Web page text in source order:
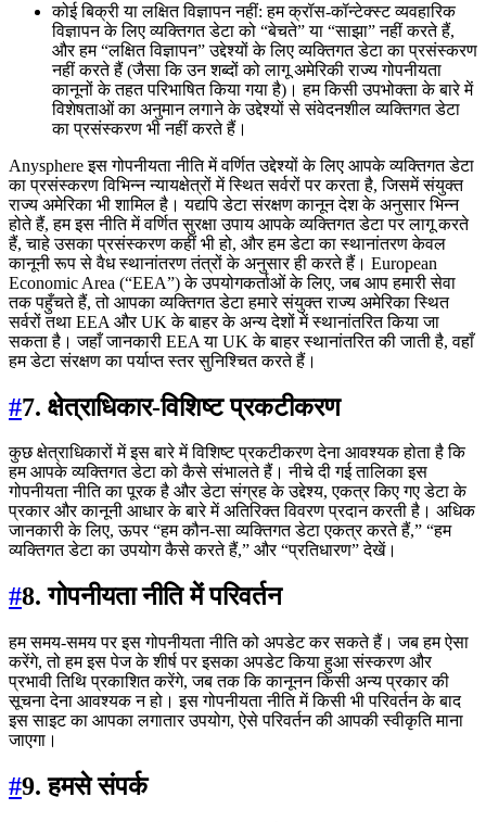
कोई बिक्री या लक्षित विज्ञापन नहीं: हम क्रॉस-कॉन्टेक्स्ट व्यवहारिक
विज्ञापन के लिए व्यक्तिगत डेटा को “बेचते” या “साझा” नहीं करते हैं,
और हम “लक्षित विज्ञापन” उद्देश्यों के लिए व्यक्तिगत डेटा का प्रसंस्करण
नहीं करते हैं (जैसा कि उन शब्दों को लागू अमेरिकी राज्य गोपनीयता
कानूनों के तहत परिभाषित किया गया है)। हम किसी उपभोक्ता के बारे में
विशेषताओं का अनुमान लगाने के उद्देश्यों से संवेदनशील व्यक्तिगत डेटा
का प्रसंस्करण भी नहीं करते हैं।
Anysphere इस गोपनीयता नीति में वर्णित उद्देश्यों के लिए आपके व्यक्तिगत डेटा
का प्रसंस्करण विभिन्न न्यायक्षेत्रों में स्थित सर्वरों पर करता है, जिसमें संयुक्त
राज्य अमेरिका भी शामिल है। यद्यपि डेटा संरक्षण कानून देश के अनुसार भिन्न
होते हैं, हम इस नीति में वर्णित सुरक्षा उपाय आपके व्यक्तिगत डेटा पर लागू करते
हैं, चाहे उसका प्रसंस्करण कहीं भी हो, और हम डेटा का स्थानांतरण केवल
कानूनी रूप से वैध स्थानांतरण तंत्रों के अनुसार ही करते हैं। European
Economic Area (“EEA”) के उपयोगकर्ताओं के लिए, जब आप हमारी सेवा
तक पहुँचते हैं, तो आपका व्यक्तिगत डेटा हमारे संयुक्त राज्य अमेरिका स्थित
सर्वरों तथा EEA और UK के बाहर के अन्य देशों में स्थानांतरित किया जा
सकता है। जहाँ जानकारी EEA या UK के बाहर स्थानांतरित की जाती है, वहाँ
हम डेटा संरक्षण का पर्याप्त स्तर सुनिश्चित करते हैं।
#7. क्षेत्राधिकार-विशिष्ट प्रकटीकरण
कुछ क्षेत्राधिकारों में इस बारे में विशिष्ट प्रकटीकरण देना आवश्यक होता है कि
हम आपके व्यक्तिगत डेटा को कैसे संभालते हैं। नीचे दी गई तालिका इस
गोपनीयता नीति का पूरक है और डेटा संग्रह के उद्देश्य, एकत्र किए गए डेटा के
प्रकार और कानूनी आधार के बारे में अतिरिक्त विवरण प्रदान करती है। अधिक
जानकारी के लिए, ऊपर “हम कौन-सा व्यक्तिगत डेटा एकत्र करते हैं,” “हम
व्यक्तिगत डेटा का उपयोग कैसे करते हैं,” और “प्रतिधारण” देखें।
#8. गोपनीयता नीति में परिवर्तन
हम समय-समय पर इस गोपनीयता नीति को अपडेट कर सकते हैं। जब हम ऐसा
करेंगे, तो हम इस पेज के शीर्ष पर इसका अपडेट किया हुआ संस्करण और
प्रभावी तिथि प्रकाशित करेंगे, जब तक कि कानूनन किसी अन्य प्रकार की
सूचना देना आवश्यक न हो। इस गोपनीयता नीति में किसी भी परिवर्तन के बाद
इस साइट का आपका लगातार उपयोग, ऐसे परिवर्तन की आपकी स्वीकृति माना
जाएगा।
#9. हमसे संपर्क